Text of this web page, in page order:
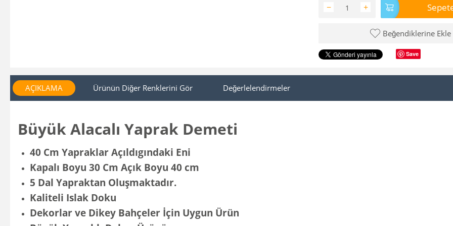
+
−
Beğendiklerine Ekle
Save
AÇIKLAMA Ürünün Diğer Renklerini Gör Değerlelendirmeler
Büyük Alacalı Yaprak Demeti
40 Cm Yapraklar Açıldıgındaki Eni
Kapalı Boyu 30 Cm Açık Boyu 40 cm
5 Dal Yapraktan Oluşmaktadır.
Kaliteli Islak Doku
Dekorlar ve Dikey Bahçeler İçin Uygun Ürün